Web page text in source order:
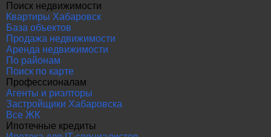
Поиск недвижимости
Квартиры Хабаровск
База объектов
Продажа недвижимости
Аренда недвижимости
По районам
Поиск по карте
Профессионалам
Агенты и риэлторы
Застройщики Хабаровска
Все ЖК
Ипотечные кредиты